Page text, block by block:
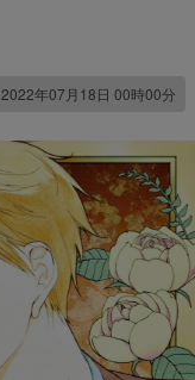
2022年07月18日 00時00分